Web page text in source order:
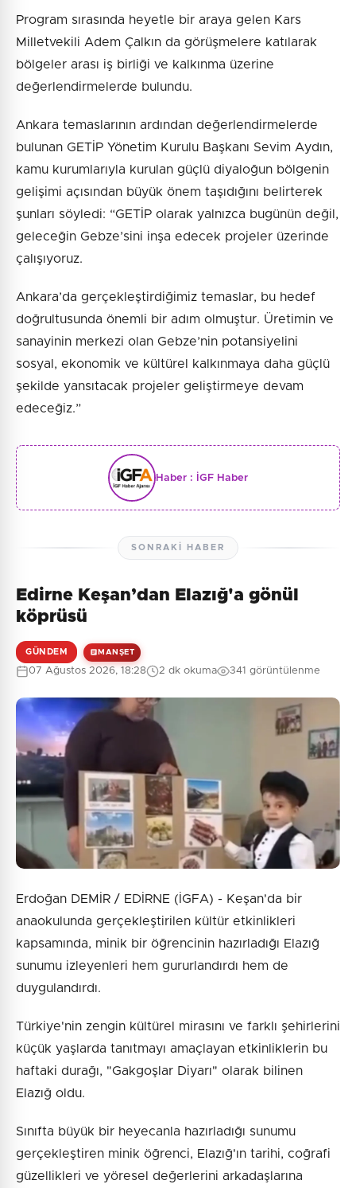
Program sırasında heyetle bir araya gelen Kars
Milletvekili Adem Çalkın da görüşmelere katılarak
bölgeler arası iş birliği ve kalkınma üzerine
değerlendirmelerde bulundu.
Ankara temaslarının ardından değerlendirmelerde
bulunan GETİP Yönetim Kurulu Başkanı Sevim Aydın,
kamu kurumlarıyla kurulan güçlü diyaloğun bölgenin
gelişimi açısından büyük önem taşıdığını belirterek
şunları söyledi: “GETİP olarak yalnızca bugünün değil,
geleceğin Gebze’sini inşa edecek projeler üzerinde
çalışıyoruz.
Ankara’da gerçekleştirdiğimiz temaslar, bu hedef
doğrultusunda önemli bir adım olmuştur. Üretimin ve
sanayinin merkezi olan Gebze’nin potansiyelini
sosyal, ekonomik ve kültürel kalkınmaya daha güçlü
şekilde yansıtacak projeler geliştirmeye devam
edeceğiz.”
Haber : İGF Haber
SONRAKI HABER
Edirne Keşan’dan Elazığ'a gönül
köprüsü
GÜNDEM MANŞET
07 Ağustos 2026, 18:28 2 dk okuma 341 görüntülenme
Erdoğan DEMİR / EDİRNE (İGFA) - Keşan'da bir
anaokulunda gerçekleştirilen kültür etkinlikleri
kapsamında, minik bir öğrencinin hazırladığı Elazığ
sunumu izleyenleri hem gururlandırdı hem de
duygulandırdı.
Türkiye'nin zengin kültürel mirasını ve farklı şehirlerini
küçük yaşlarda tanıtmayı amaçlayan etkinliklerin bu
haftaki durağı, "Gakgoşlar Diyarı" olarak bilinen
Elazığ oldu.
Sınıfta büyük bir heyecanla hazırladığı sunumu
gerçekleştiren minik öğrenci, Elazığ'ın tarihi, coğrafi
güzellikleri ve yöresel değerlerini arkadaşlarına